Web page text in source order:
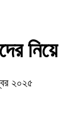
নিয়ে
২০২৫